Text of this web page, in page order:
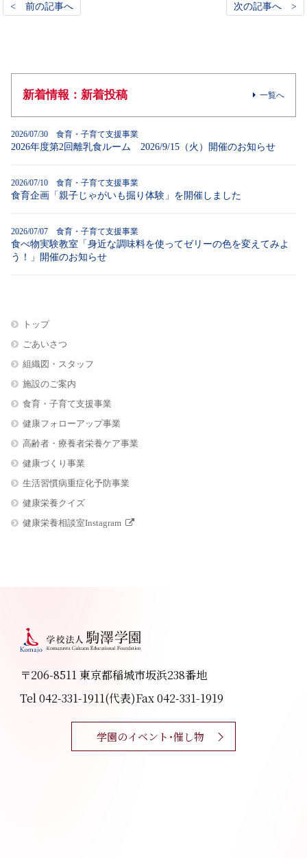
< 前の記事へ 次の記事へ >
新着情報：新着投稿 一覧へ
2026/07/30 食育・子育て支援事業
2026年度第2回離乳食ルーム 2026/9/15（火）開催のお知らせ
2026/07/10 食育・子育て支援事業
食育企画「親子じゃがいも掘り体験」を開催しました
2026/07/07 食育・子育て支援事業
食べ物実験教室「身近な調味料を使ってゼリーの色を変えてみよ
う！」開催のお知らせ
トップ
ごあいさつ
組織図・スタッフ
施設のご案内
食育・子育て支援事業
健康フォローアップ事業
高齢者・療養者栄養ケア事業
健康づくり事業
生活習慣病重症化予防事業
健康栄養クイズ
健康栄養相談室Instagram
〒206-8511 東京都稲城市坂浜238番地
Tel 042-331-1911(代表)Fax 042-331-1919
学園のイベント・催し物